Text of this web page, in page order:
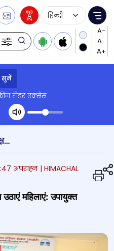
Language
सुनें
रीडर एक्सेस
Transcript summary
प्ले ऑडियो
आरसेटी के मुफ्त प्रशिक्षण का लाभ उठाएं महिलाएं: उपायुक्त अमरजीत सिंह
अपराह्न | HIMACHAL
महिलाएं: उपायुक्त